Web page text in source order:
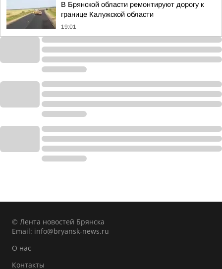
В Брянской области ремонтируют дорогу к
границе Калужской области
19:01
© Лента новостей Брянска
Email: info@bryansk-news.ru
О нас
Контакты